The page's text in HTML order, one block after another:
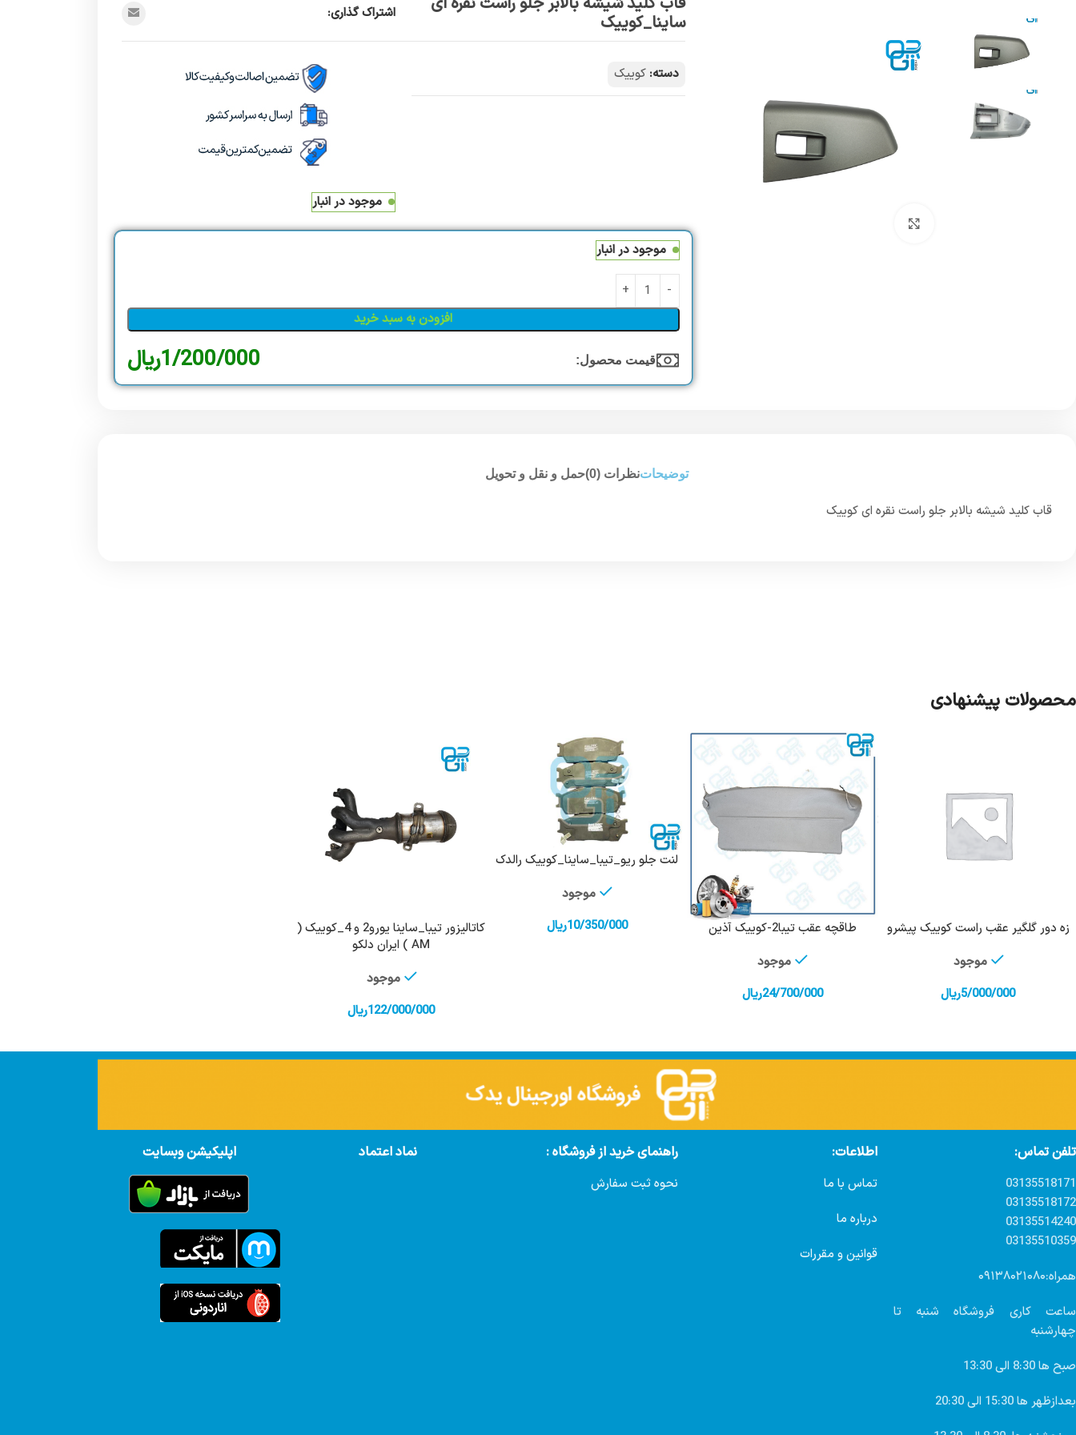
ساینا_کوییک
اشتراک گذاری:
دسته: کوییک
موجود در انبار
موجود در انبار
افزودن به سبد خرید
قیمت محصول:​ 1/200/000ریال
توضیحاتنظرات (0) حمل و نقل و تحویل
قاب کلید شیشه بالابر جلو راست نقره ای کوییک
محصولات پیشنهادی
افزودن به سبد خرید
زه دور گلگیر عقب راست کوییک پیشرو
موجود
5/000/000ریال
افزودن به سبد خریدطاقچه عقب تیبا2-کوییک آذین
موجود
24/700/000ریال
افزودن به سبد خرید
لنت جلو ریو_تیبا_ساینا_کوییک رالدک
موجود
10/350/000ریال افزودن به سبد خریدکاتالیزور تیبا_ساینا یورو2 و 4_کوییک (
AM ) ایران دلکو
موجود
122/000/000ریال
تلفن تماس:
03135518171
03135518172
03135514240
03135510359
همراه:۰۹۱۳۸۰۲۱۰۸۰
ساعت کاری فروشگاه شنبه تا
چهارشنبه
صبح ها 8:30 الی 13:30
بعدازظهر ها 15:30 الی 20:30
اطلاعات:
تماس با ما
درباره ما
قوانین و مقررات
راهنمای خرید از فروشگاه :
نحوه ثبت سفارش
نماد اعتماد اپلیکیشن وبسایت